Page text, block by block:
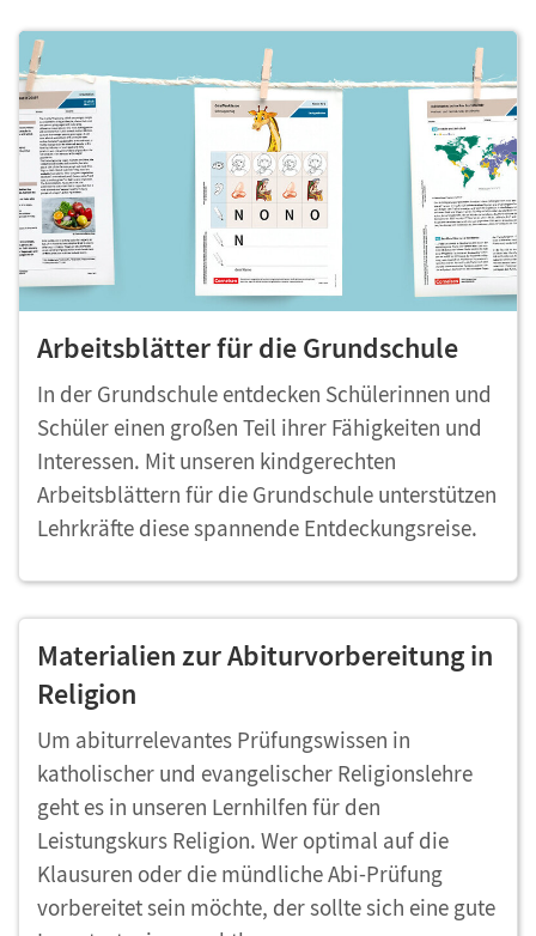
Arbeitsblätter für die Grundschule
In der Grundschule entdecken Schülerinnen und
Schüler einen großen Teil ihrer Fähigkeiten und
Interessen. Mit unseren kindgerechten
Arbeitsblättern für die Grundschule unterstützen
Lehrkräfte diese spannende Entdeckungsreise.
Materialien zur Abiturvorbereitung in
Religion
Um abiturrelevantes Prüfungswissen in
katholischer und evangelischer Religionslehre
geht es in unseren Lernhilfen für den
Leistungskurs Religion. Wer optimal auf die
Klausuren oder die mündliche Abi-Prüfung
vorbereitet sein möchte, der sollte sich eine gute